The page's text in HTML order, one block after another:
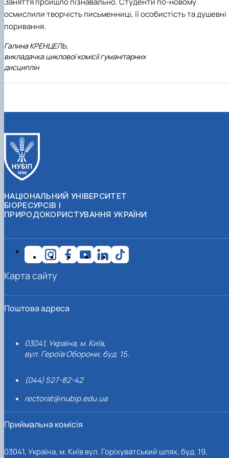
осмислили творчість письменниці, її особистість та душевні
поривання.
Галина КРЕНЦЕЛЬ,
викладачка циклової комісії гуманітарних
дисциплін
НАЦІОНАЛЬНИЙ УНІВЕРСИТЕТ
БІОРЕСУРСІВ І
ПРИРОДОКОРИСТУВАННЯ УКРАЇНИ
Поштова адреса
03041, Україна, м. Київ,
вул. Героїв Оборони, буд. 15.
(044) 527-82-42
rectorat@nubip.edu.ua
Приймальна комісія
03041, Україна, м. Київ вул. Горіхуватський шлях, буд. 19,
Карта сайту